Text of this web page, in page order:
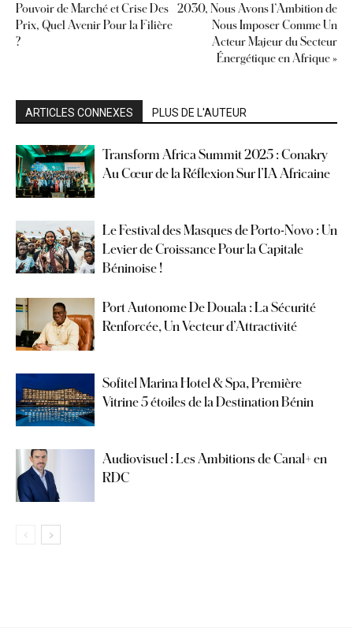
Pouvoir de Marché et Crise Des
Prix, Quel Avenir Pour la Filière
?
2030, Nous Avons l’Ambition de
Nous Imposer Comme Un
Acteur Majeur du Secteur
Énergétique en Afrique »
ARTICLES CONNEXES PLUS DE L'AUTEUR
Transform Africa Summit 2025 : Conakry
Au Cœur de la Réflexion Sur l’IA Africaine
Le Festival des Masques de Porto-Novo : Un
Levier de Croissance Pour la Capitale
Béninoise !
Port Autonome De Douala : La Sécurité
Renforcée, Un Vecteur d’Attractivité
Sofitel Marina Hotel & Spa, Première
Vitrine 5 étoiles de la Destination Bénin
Audiovisuel : Les Ambitions de Canal+ en
RDC